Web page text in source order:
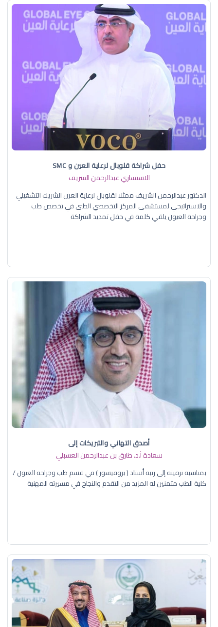
حفل شراكة قلوبال لرعاية العين و SMC
الاستشاري عبدالرحمن الشريف
الدكتور عبدالرحمن الشريف ممثلا لقلوبال لرعاية العين الشريك التشغيلي
والاستراتيجي لمستشفى المركز التخصصي الطبي في تخصص طب
وجراحة العيون يلقي كلمة في حفل تمديد الشراكة
أصدق التهاني والتبريكات إلى
سعادة أ.د. ​طارق بن عبدالرحمن العسبلي
بمناسبة ترقيته إلى رتبة أستاذ ( بروفيسور ) في قسم طب وجراحة العيون /
كلية الطب متمنين له المزيد من التقدم والنجاح في مسيرته المهنية